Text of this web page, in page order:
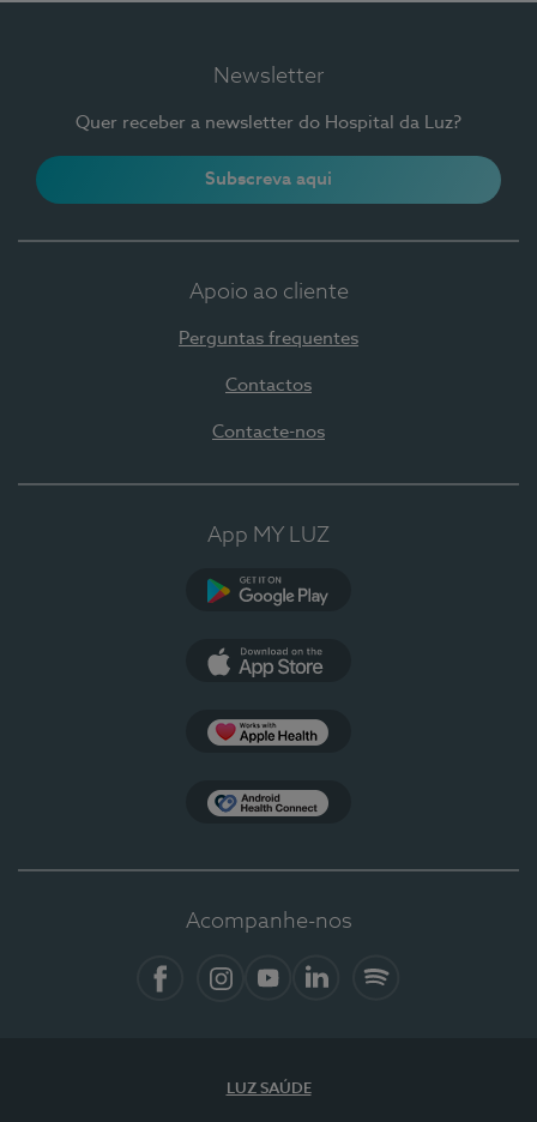
Newsletter
Quer receber a newsletter do Hospital da Luz?
Subscreva aqui
Apoio ao cliente
Perguntas frequentes
Contactos
Contacte-nos
App MY LUZ
Acompanhe-nos
LUZ SAÚDE